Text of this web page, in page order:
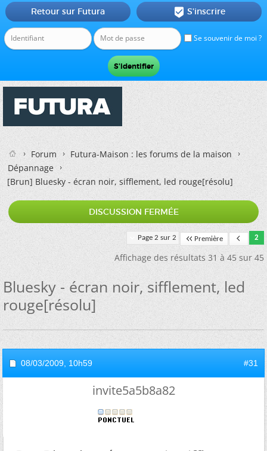
Se souvenir de moi ?
Retour sur Futura  S'inscrire
Forum
Futura-Maison : les forums de la maison
Dépannage
[Brun]Bluesky - écran noir, sifflement, led rouge[résolu]
DISCUSSION FERMÉE
Page 2 sur 2 Première 2
Affichage des résultats 31 à 45 sur 45
Bluesky - écran noir, sifflement, led
rouge[résolu]
08/03/2009, 10h59 #31
invite5a5b8a82